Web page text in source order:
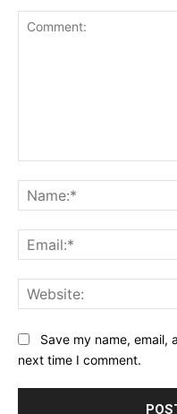
Save my name, email,
next time I comment.